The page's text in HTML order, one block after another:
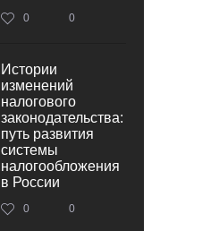
0 0
Истории
изменений
налогового
законодательства:
путь развития
системы
налогообложения
в России
0 0